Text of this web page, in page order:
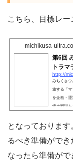
こちら、目標レー
michikusa-
第6回
トラマ
http://
みちくさウ
旅する「マ
を企画・
郷土料理を
んでいただ
となっておりま
るべき準備がで
なったら準備がで